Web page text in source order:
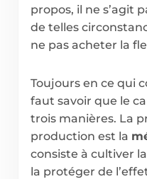
propos, il ne s’agit
de telles
ne pas acheter la
Toujours en ce qui
faut savoir que le
trois manières. La
production est la
consiste à cultiver
la protéger de